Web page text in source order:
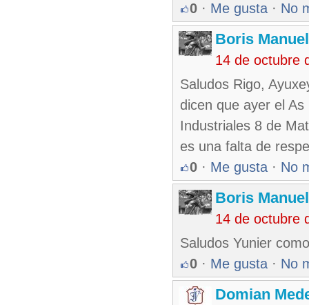
0 · Me gusta · No
Boris
14 de octubre
Saludos Rigo,
dicen que ayer el
Industriales 8 de
es una falta de
0 · Me gusta · No
Boris
14 de octubre
Saludos Yunier
0 · Me gusta · No
Domian